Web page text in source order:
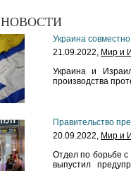
Украина
21.09.2022, Мир и
Украина и
производства
Правительство
20.09.2022, Мир и
Отдел по борьбе
выпустил